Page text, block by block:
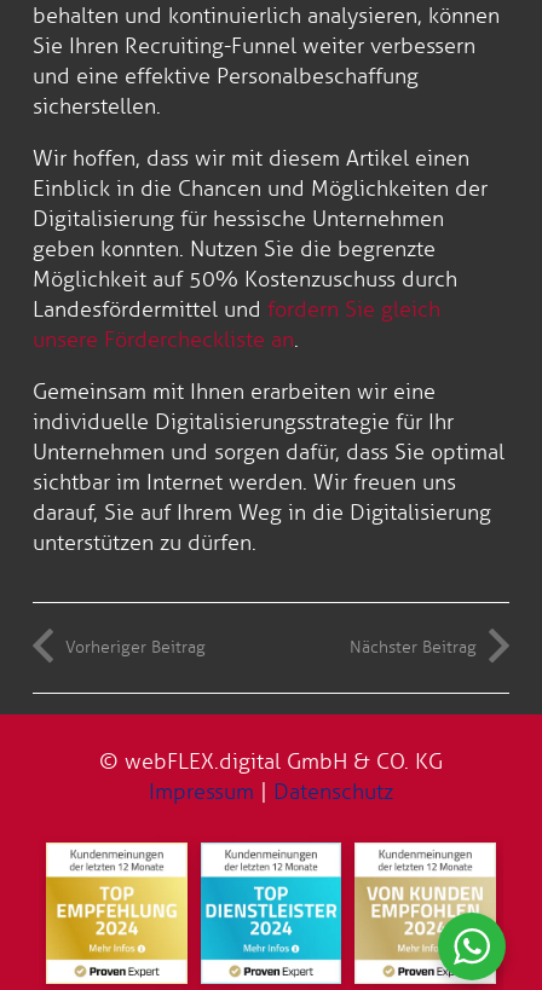
behalten und kontinuierlich analysieren, können
Sie Ihren Recruiting-Funnel weiter verbessern
und eine effektive Personalbeschaffung
sicherstellen.
Wir hoffen, dass wir mit diesem Artikel einen
Einblick in die Chancen und Möglichkeiten der
Digitalisierung für hessische Unternehmen
geben konnten. Nutzen Sie die begrenzte
Möglichkeit auf 50% Kostenzuschuss durch
Landesfördermittel und fordern Sie gleich
unsere Fördercheckliste an.
Gemeinsam mit Ihnen erarbeiten wir eine
individuelle Digitalisierungsstrategie für Ihr
Unternehmen und sorgen dafür, dass Sie optimal
sichtbar im Internet werden. Wir freuen uns
darauf, Sie auf Ihrem Weg in die Digitalisierung
unterstützen zu dürfen.
Vorheriger Beitrag Nächster Beitrag
© webFLEX.digital GmbH & CO. KG
Impressum | Datenschutz